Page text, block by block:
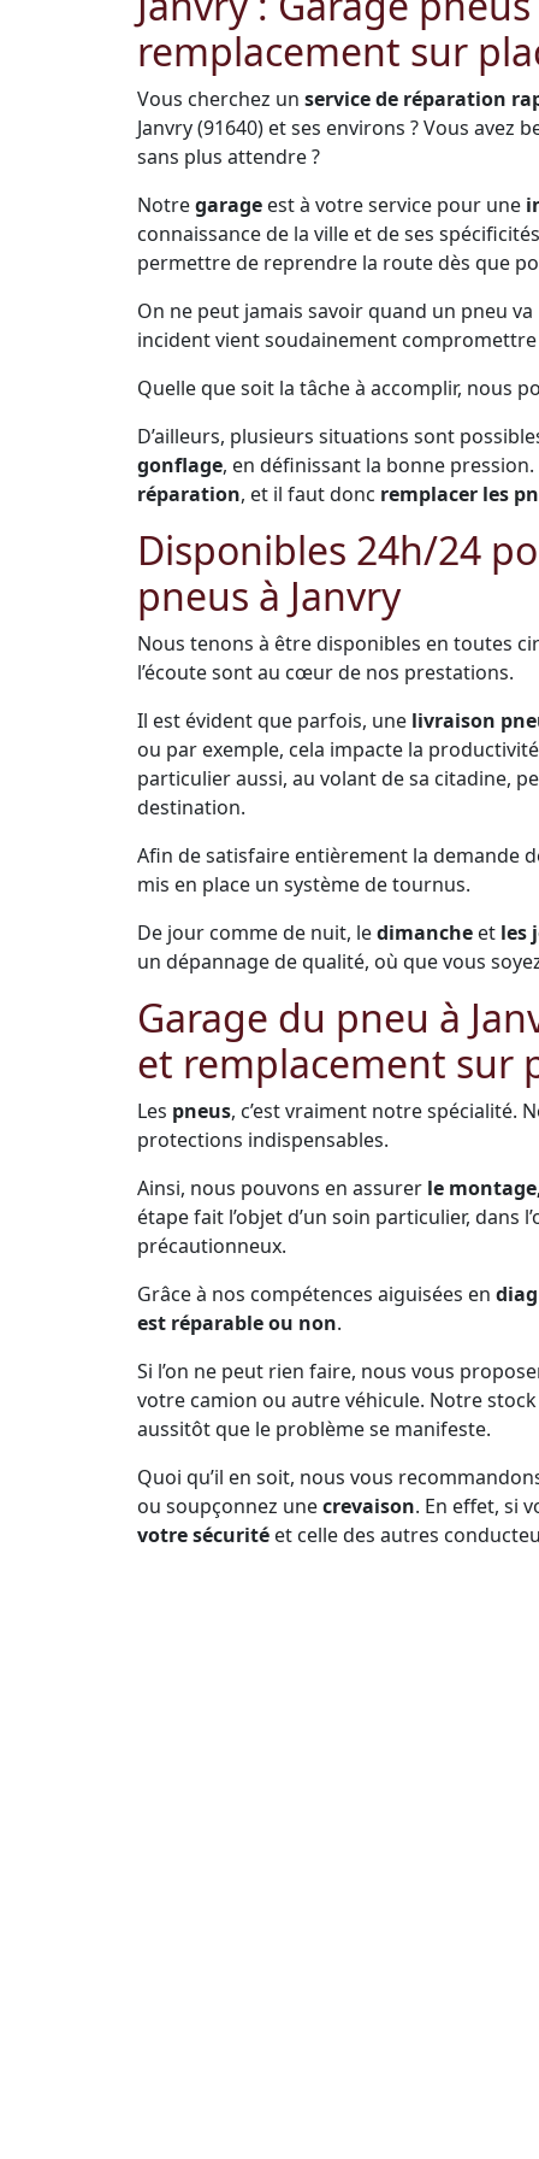
remplacement sur
Vous cherchez un service de réparation
Janvry (91640) et ses environs ? Vous avez
sans plus attendre ?
Notregarage est à votre service pour une
connaissance de la ville et de ses
permettre de reprendre la route dès que
On ne peut jamais savoir quand un pneu
incident vient soudainement
Quelle que soit la tâche à accomplir, nous
D’ailleurs, plusieurs situations sont
gonflage, en définissant la bonne
réparation, et il faut donc remplacer les
Disponibles 24h/24
pneus à Janvry
Nous tenons à être disponibles en toutes
l’écoute sont au cœur de nos prestations.
Il est évident que parfois, une livraison
ou par exemple, cela impacte la
particulier aussi, au volant de sa citadine,
destination.
Afin de satisfaire entièrement la demande
mis en place un système de tournus.
De jour comme de nuit, ledimanche et les
un dépannage de qualité, où que vous
Garage du pneu à
et remplacement sur
Les pneus, c’est vraiment notre spécialité.
protections indispensables.
Ainsi, nous pouvons en assurer le
étape fait l’objet d’un soin particulier, dans
précautionneux.
Grâce à nos compétences aiguisées en
est réparable ou non.
Si l’on ne peut rien faire, nous vous
votre camion ou autre véhicule. Notre
aussitôt que le problème se manifeste.
Quoi qu’il en soit, nous vous
ou soupçonnez unecrevaison. En effet, si
votre sécurité et celle des autres